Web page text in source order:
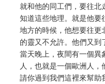
就和他的同工們，要往
知道這些地理。就是他要
地方的時候，他想要往更
的靈又不允許。他們又
當天晚上，夜間有一個
人，也就是一個歐洲人，
請你過到我們這裡來幫